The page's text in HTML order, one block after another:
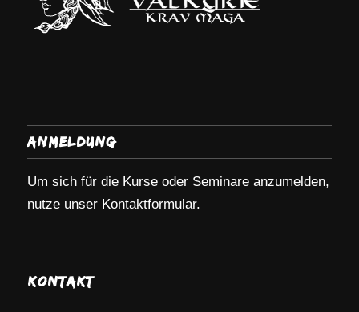
Anmeldung
Um sich für die Kurse oder Seminare anzumelden,
nutze unser Kontaktformular.
Kontakt